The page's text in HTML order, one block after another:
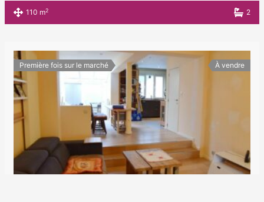
110 m2 2
Première fois sur le marché À vendre